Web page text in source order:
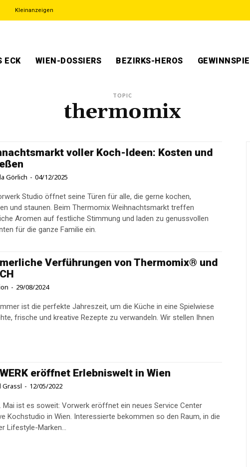
Kleinanzeigen
ECK WIEN-DOSSIERS BEZIRKS-HEROS
TOPIC
thermomix
voller Koch-Ideen: Kosten und
Görlich - 04/12/2025
Studio öffnet seine Türen für alle, die gerne kochen,
und staunen. Beim Thermomix Weihnachtsmarkt treffen
Aromen auf festliche Stimmung und laden zu genussvollen
für die ganze Familie ein.
Verführungen von Thermomix® und
- 29/08/2024
ist die perfekte Jahreszeit, um die Küche in eine Spielwiese
frische und kreative Rezepte zu verwandeln. Wir stellen Ihnen
eröffnet Erlebniswelt in Wien
Grassl - 12/05/2022
Mai ist es soweit: Vorwerk eröffnet ein neues Service Center
Kochstudio in Wien. Interessierte bekommen so den Raum, in die
Lifestyle-Marken...